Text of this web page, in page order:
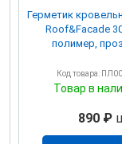
Герметик
Roof&Facade
полимер,
Код товара:
Товар в
890 ₽